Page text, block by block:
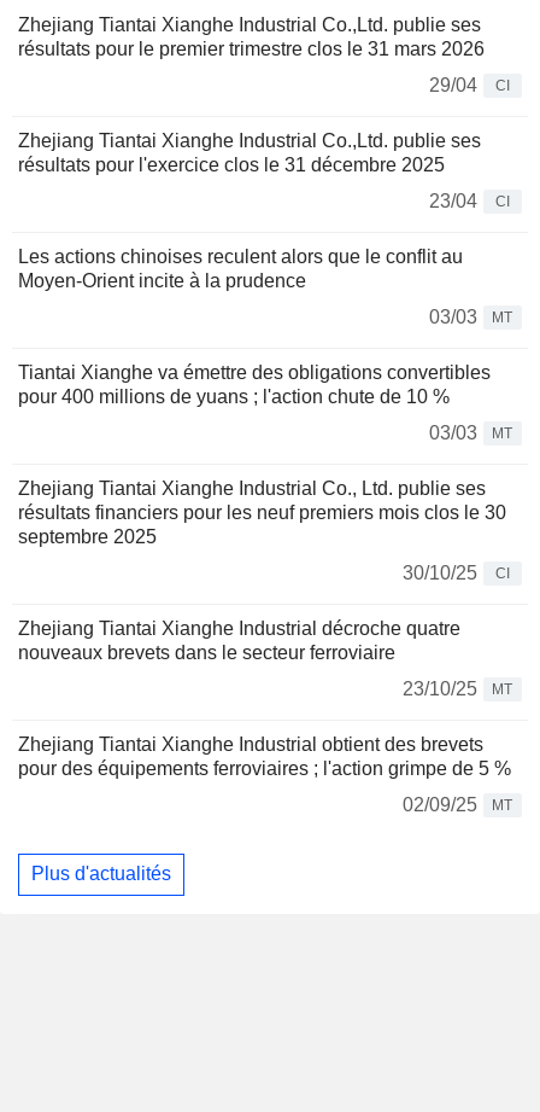
Zhejiang Tiantai Xianghe Industrial Co.,Ltd. publie ses
résultats pour le premier trimestre clos le 31 mars 2026
29/04
CI
Zhejiang Tiantai Xianghe Industrial Co.,Ltd. publie ses
résultats pour l'exercice clos le 31 décembre 2025
23/04
CI
Les actions chinoises reculent alors que le conflit au
Moyen-Orient incite à la prudence
03/03
MT
Tiantai Xianghe va émettre des obligations convertibles
pour 400 millions de yuans ; l'action chute de 10 %
03/03
MT
Zhejiang Tiantai Xianghe Industrial Co., Ltd. publie ses
résultats financiers pour les neuf premiers mois clos le 30
septembre 2025
30/10/25
CI
Zhejiang Tiantai Xianghe Industrial décroche quatre
nouveaux brevets dans le secteur ferroviaire
23/10/25
MT
Zhejiang Tiantai Xianghe Industrial obtient des brevets
pour des équipements ferroviaires ; l'action grimpe de 5 %
02/09/25
MT
Plus d'actualités